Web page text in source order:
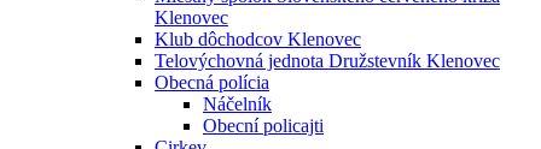
Klenovec
Klub dôchodcov Klenovec
Telovýchovná jednota Družstevník Klenovec
Obecná polícia
Náčelník
Obecní policajti